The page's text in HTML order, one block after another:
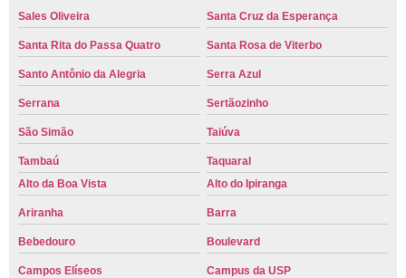
Sales Oliveira Santa Cruz da Esperança
Santa Rita do Passa Quatro Santa Rosa de Viterbo
Santo Antônio da Alegria Serra Azul
Serrana Sertãozinho
São Simão Taiúva
Tambaú
Taquaral
Alto da Boa Vista
Alto do Ipiranga
Ariranha Barra
Bebedouro Boulevard
Campos Elíseos Campus da USP